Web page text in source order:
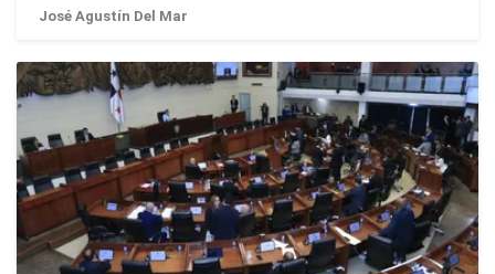
José Agustín Del Mar